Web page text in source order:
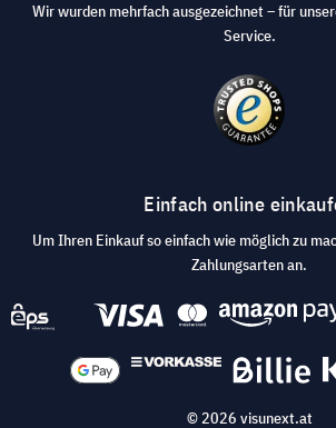
Wir wurden mehrfach ausgezeichnet – für
Service.
Einfach online
Um Ihren Einkauf so einfach wie möglich zu
Zahlungsarten an.
© 2026 visunext.at